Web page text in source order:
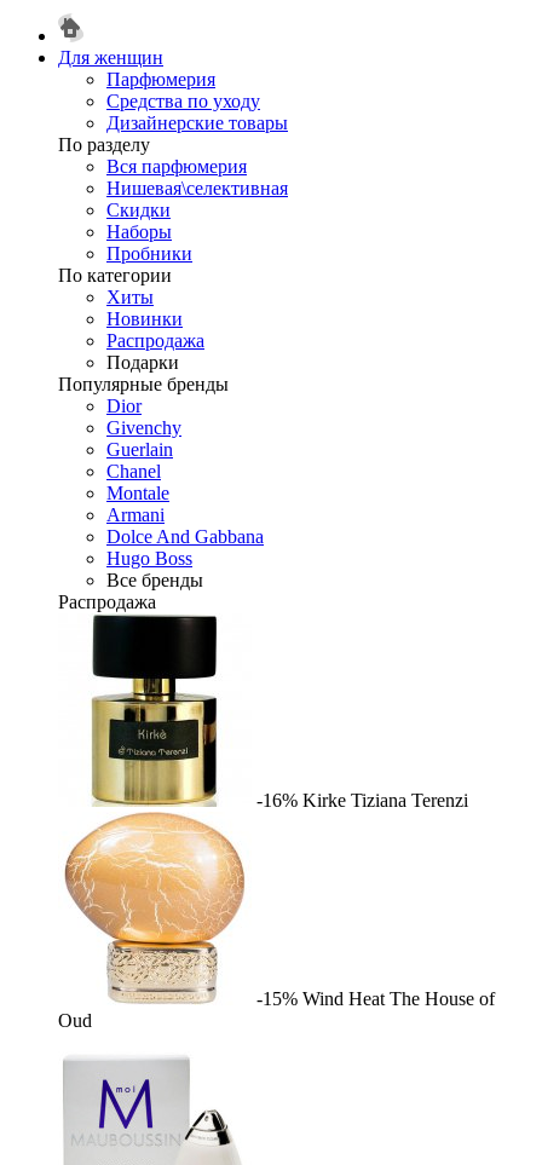
Для женщин
Парфюмерия
Средства по уходу
Дизайнерские товары
По разделу
Вся парфюмерия
Нишевая\селективная
Скидки
Наборы
Пробники
По категории
Хиты
Новинки
Распродажа
Подарки
Популярные бренды
Dior
Givenchy
Guerlain
Chanel
Montale
Armani
Dolce And Gabbana
Hugo Boss
Все бренды
Распродажа
-16% Kirke Tiziana Terenzi
-15% Wind Heat The House of
Oud